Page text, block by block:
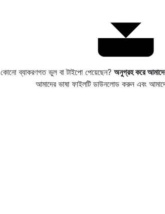
কোনো ব্যাকরণগত ভুল বা টাইপো পেয়েছেন? অনুগ্রহ করে
আমাদের ভাষা ফাইলটি ডাউনলোড করুন এবং